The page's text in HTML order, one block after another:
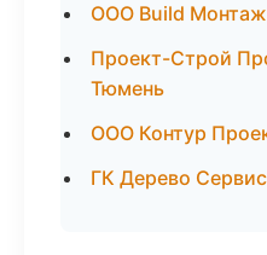
ООО Build
Проект-Строй
Тюмень
ООО Контур
ГК Дерево